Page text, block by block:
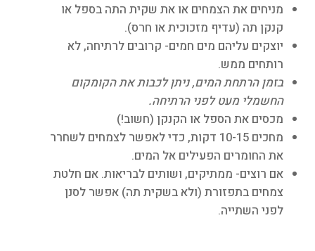
מניחים את הצמחים או את שקית התה בספל או
קנקן תה (עדיף מזכוכית או חרס).
יוצקים עליהם מים חמים- קרובים לרתיחה, לא
רותחים ממש.
בזמן הרתחת המים, ניתן לכבות את הקומקום
החשמלי מעט לפני הרתיחה.
מכסים את הספל או הקנקן (חשוב!)
מחכים 10-15 דקות, כדי לאפשר לצמחים לשחרר
את החומרים הפעילים אל המים.
אם רוצים- ממתיקים, ושותים לבריאות. אם חלטת
צמחים בתפזורת (ולא בשקית תה) אפשר לסנן
לפני השתייה.